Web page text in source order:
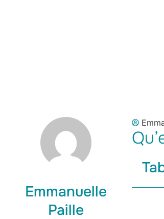
Emmanuelle
Paille